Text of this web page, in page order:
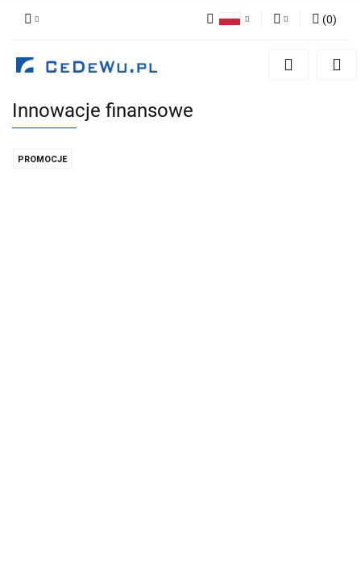
Zaloguj się
(0)
Innowacje finansowe
PROMOCJE